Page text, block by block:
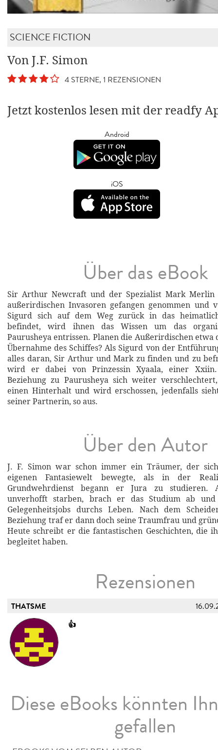
SCIENCE FICTION
Von J.F. Simon
4 STERNE, 1 REZENSIONEN
Jetzt kostenlos lesen mit der readfy
Android
iOS
Über das eBook
Sir Arthur Newcraft und der Spezialist Mark Merlin
außerirdischen Invasoren gefangen genommen und
Sigurd sich auf dem Weg zurück in das
befindet, wird ihnen das Wissen um das
Paurusheya entrissen. Planen die Außerirdischen etwa
Übernahme des Schiffes? Als Sigurd von der
alles daran, Sir Arthur und Mark zu finden und zu
wird er dabei von Prinzessin Xyaala, einer
Beziehung zu Paurusheya sich weiter
einen Hinterhalt und wird erschossen, jedenfalls
seiner Partnerin, so aus.
Über den Autor
J. F. Simon war schon immer ein Träumer, der
eigenen Fantasiewelt bewegte, als in der
Grundwehrdienst begann er Jura zu studieren.
unverhofft starben, brach er das Studium ab
Gelegenheitsjobs durchs Leben. Nach dem
Beziehung traf er dann doch seine Traumfrau und
Heute schreibt er die fantastischen Geschichten, die
begleitet haben.
Rezensionen
THATSME
👍
Diese eBooks könnten
gefallen